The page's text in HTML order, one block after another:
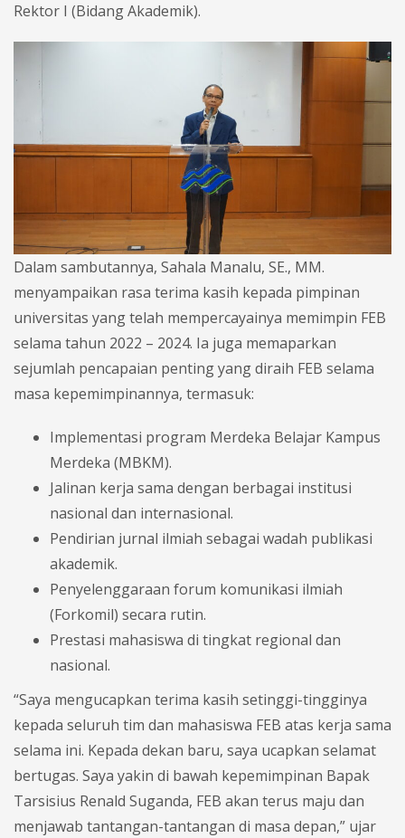
Rektor I (Bidang Akademik).
Dalam sambutannya, Sahala Manalu, SE., MM.
menyampaikan rasa terima kasih kepada pimpinan
universitas yang telah mempercayainya memimpin FEB
selama tahun 2022 – 2024. Ia juga memaparkan
sejumlah pencapaian penting yang diraih FEB selama
masa kepemimpinannya, termasuk:
Implementasi program Merdeka Belajar Kampus
Merdeka (MBKM).
Jalinan kerja sama dengan berbagai institusi
nasional dan internasional.
Pendirian jurnal ilmiah sebagai wadah publikasi
akademik.
Penyelenggaraan forum komunikasi ilmiah
(Forkomil) secara rutin.
Prestasi mahasiswa di tingkat regional dan
nasional.
“Saya mengucapkan terima kasih setinggi-tingginya
kepada seluruh tim dan mahasiswa FEB atas kerja sama
selama ini. Kepada dekan baru, saya ucapkan selamat
bertugas. Saya yakin di bawah kepemimpinan Bapak
Tarsisius Renald Suganda, FEB akan terus maju dan
menjawab tantangan-tantangan di masa depan,” ujar